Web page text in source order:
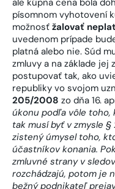
ale kúpna cena bola
písomnom vyhotovení
možnosť žalovať
uvedenom prípade
platná alebo nie. Súd
zmluvy a na základe jej
postupovať tak, ako
republiky vo svojom
205/2008 zo dňa 16.
úkonu podľa vôle toho,
tak musí byť v zmysle
zistený úmysel toho,
účastníkov konania.
zmluvné strany v
rozchádzajú, potom je
bežný podnikateľ